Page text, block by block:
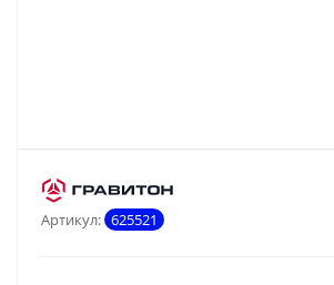
Артикул: 625521